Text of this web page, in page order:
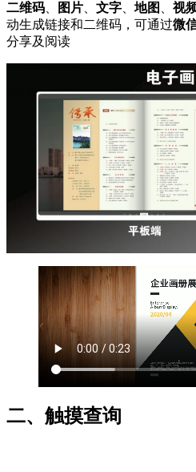
二维码
图片 文字 地图 视
动生成链接和二维码，可通过微
分享及阅读
二、触摸查询